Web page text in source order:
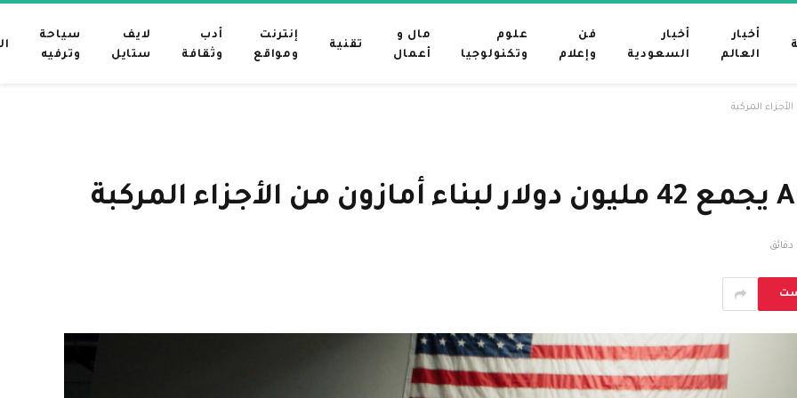
أخبار
العالم
أخبار
السعودية
فن
وإعلام
علوم
وتكنولوجيا
مال و
أعمال
تقنية
إنترنت
ومواقع
أدب
وثقافة
لايف
ستايل
سياحة
وترفيه